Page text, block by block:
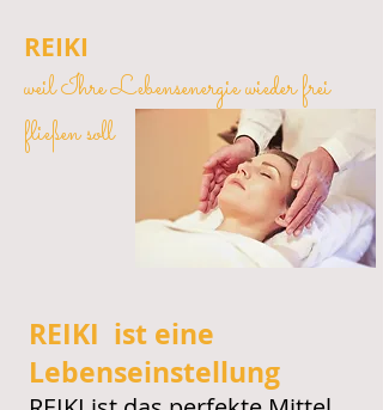
REIKI ist eine
Lebenseinstellung
REIKI
weil Ihre Lebensenergie wieder frei
fließen soll